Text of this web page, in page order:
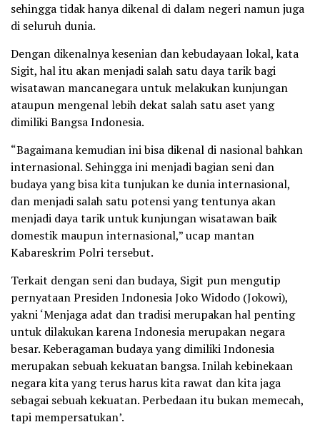
sehingga tidak hanya dikenal di dalam negeri namun juga
di seluruh dunia.
Dengan dikenalnya kesenian dan kebudayaan lokal, kata
Sigit, hal itu akan menjadi salah satu daya tarik bagi
wisatawan mancanegara untuk melakukan kunjungan
ataupun mengenal lebih dekat salah satu aset yang
dimiliki Bangsa Indonesia.
“Bagaimana kemudian ini bisa dikenal di nasional bahkan
internasional. Sehingga ini menjadi bagian seni dan
budaya yang bisa kita tunjukan ke dunia internasional,
dan menjadi salah satu potensi yang tentunya akan
menjadi daya tarik untuk kunjungan wisatawan baik
domestik maupun internasional,” ucap mantan
Kabareskrim Polri tersebut.
Terkait dengan seni dan budaya, Sigit pun mengutip
pernyataan Presiden Indonesia Joko Widodo (Jokowi),
yakni ‘Menjaga adat dan tradisi merupakan hal penting
untuk dilakukan karena Indonesia merupakan negara
besar. Keberagaman budaya yang dimiliki Indonesia
merupakan sebuah kekuatan bangsa. Inilah kebinekaan
negara kita yang terus harus kita rawat dan kita jaga
sebagai sebuah kekuatan. Perbedaan itu bukan memecah,
tapi mempersatukan’.